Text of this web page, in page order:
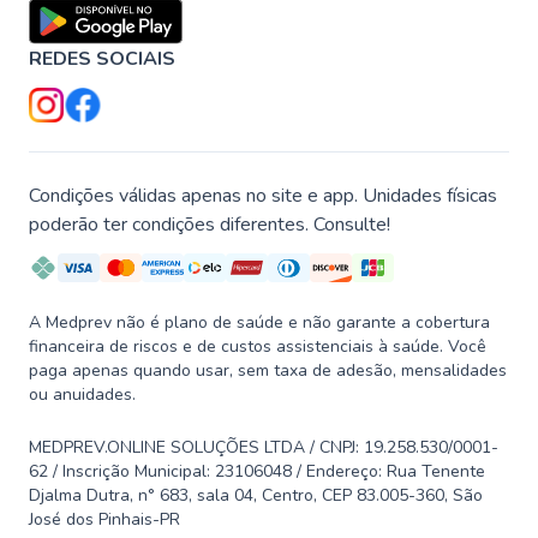
REDES SOCIAIS
Condições válidas apenas no site e app. Unidades físicas
poderão ter condições diferentes. Consulte!
A Medprev não é plano de saúde e não garante a cobertura
financeira de riscos e de custos assistenciais à saúde. Você
paga apenas quando usar, sem taxa de adesão, mensalidades
ou anuidades.
MEDPREV.ONLINE SOLUÇÕES LTDA / CNPJ: 19.258.530/0001-
62 / Inscrição Municipal: 23106048 / Endereço: Rua Tenente
Djalma Dutra, n° 683, sala 04, Centro, CEP 83.005-360, São
José dos Pinhais-PR